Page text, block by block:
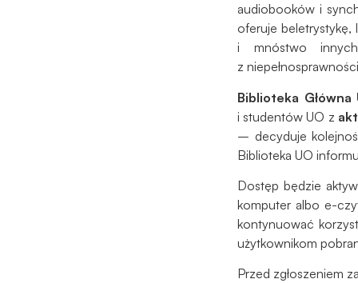
audiobooków i
oferuje beletrystykę,
i mnóstwo
z
Biblioteka Główna
i studentów UO z
– decyduje
Biblioteka UO
Dostęp będzie
komputer albo e-
kontynuować
użytkownikom
Przed zgłoszeniem